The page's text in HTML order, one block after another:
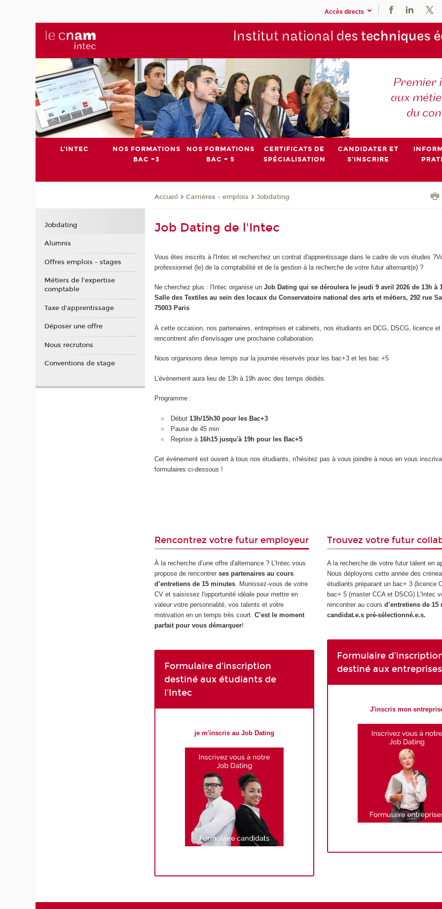
Accès directs
Institut national des techniques
Premier
aux
du
L'INTEC
NOS FORMATIONS
BAC +3
NOS FORMATIONS
BAC + 5
CERTIFICATS DE
SPÉCIALISATION
CANDIDATER ET
S'INSCRIRE
Accueil Carrières - emplois Jobdating
Job Dating de l'Intec
Vous êtes inscrits à l'Intec et recherchez un contrat d'apprentissage dans le cadre de vos études
professionnel (le) de la comptabilité et de la gestion à la recherche de votre futur alternant(e) ?
Ne cherchez plus : l'Intec organise un Job Dating qui se déroulera le jeudi 9 avril 2026 de 13h à
Salle des Textiles au sein des locaux du Conservatoire national des arts et métiers, 292 rue
75003 Paris
À cette occasion, nos partenaires, entreprises et cabinets, nos étudiants en DCG, DSCG, licence
rencontrent afin d'envisager une prochaine collaboration.
Nous organisons deux temps sur la journée réservés pour les bac+3 et les bac +5
L'évènement aura lieu de 13h à 19h avec des temps dédiés.
Programme :
Début 13h/15h30 pour les Bac+3
Pause de 45 min
Reprise à 16h15 jusqu'à 19h pour les Bac+5
Cet événement est ouvert à tous nos étudiants, n'hésitez pas à vous joindre à nous en vous
formulaires ci-dessous !
Rencontrez votre futur employeur
À la recherche d’une offre d'alternance ? L’Intec vous
propose de rencontrerses partenaires au cours
d’entretiens de 15 minutes . Munissez-vous de votre
CV et saisissez l'opportunité idéale pour mettre en
valeur votre personnalité, vos talents et votre
motivation en un temps très court.C’est le moment
parfait pour vous démarquer!
Formulaire d'inscription
destiné aux étudiants de
l'Intec
je m'inscris au Job Dating
Trouvez votre futur
A la recherche de votre futur talent en
Nous déployons cette année des
étudiants préparant un bac+ 3 (licence
bac+ 5 (master CCA et DSCG) L’Intec
rencontrer au cours d’entretiens de 15
candidat.e.s pré-sélectionné.e.s.
Formulaire
destiné aux entreprises
J'inscris mon
Jobdating
Alumnis
Offres emplois - stages
Métiers de l'expertise
comptable
Taxe d'apprentissage
Déposer une offre
Nous recrutons
Conventions de stage